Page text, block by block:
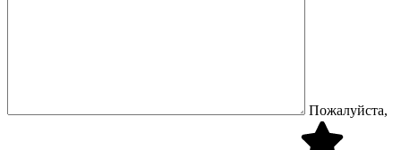
Пожалуйста,